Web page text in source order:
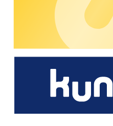
abbilden lassen, wird bereits
vornehmlich Stadtwerken,
Die chargecloud GmbH
ihrem Weg ins EMobility-
bereits aktiven als auch
modulare und